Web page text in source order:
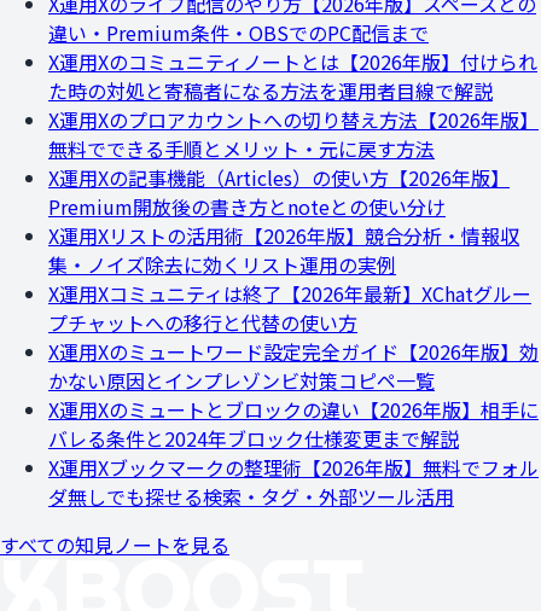
違い・Premium条件・OBSでのPC配信まで
X運用Xのコミュニティノートとは【2026年版】付けられ
た時の対処と寄稿者になる方法を運用者目線で解説
X運用Xのプロアカウントへの切り替え方法【2026年版】
無料でできる手順とメリット・元に戻す方法
X運用Xの記事機能（Articles）の使い方【2026年版】
Premium開放後の書き方とnoteとの使い分け
X運用Xリストの活用術【2026年版】競合分析・情報収
集・ノイズ除去に効くリスト運用の実例
X運用Xコミュニティは終了【2026年最新】XChatグルー
プチャットへの移行と代替の使い方
X運用Xのミュートワード設定完全ガイド【2026年版】効
かない原因とインプレゾンビ対策コピペ一覧
X運用Xのミュートとブロックの違い【2026年版】相手に
バレる条件と2024年ブロック仕様変更まで解説
X運用Xブックマークの整理術【2026年版】無料でフォル
ダ無しでも探せる検索・タグ・外部ツール活用
すべての知見ノートを見る